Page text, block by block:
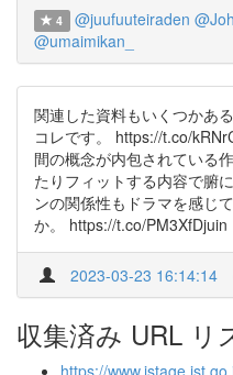
4 @juufuuteiraden
@umaimikan_
関連した資料もいくつかあ
コレです。 https://t.co/
間の概念が内包されている
たりフィットする内容で腑
ンの関係性もドラマを感じ
か。 https://t.co/PM3XfDjuin
2023-03-23 16:14:14
収集済み URL リ
https://